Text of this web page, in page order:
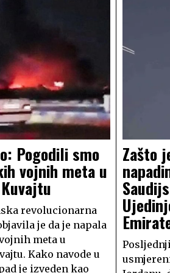
Pogodili smo
vojnih meta u
revolucionarna
je da je napala
meta u
Kako navode u
je izveden kao
Zašto